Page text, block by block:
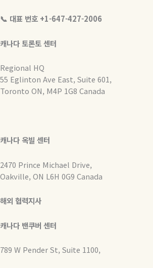
📞 대표 번호 +1-647-427-2006
캐나다 토론토 센터
Regional HQ
55 Eglinton Ave East, Suite 601,
Toronto ON, M4P 1G8 Canada
캐나다 옥빌 센터
2470 Prince Michael Drive,
Oakville, ON L6H 0G9 Canada
해외 협력지사
캐나다 밴쿠버 센터
789 W Pender St, Suite 1100,